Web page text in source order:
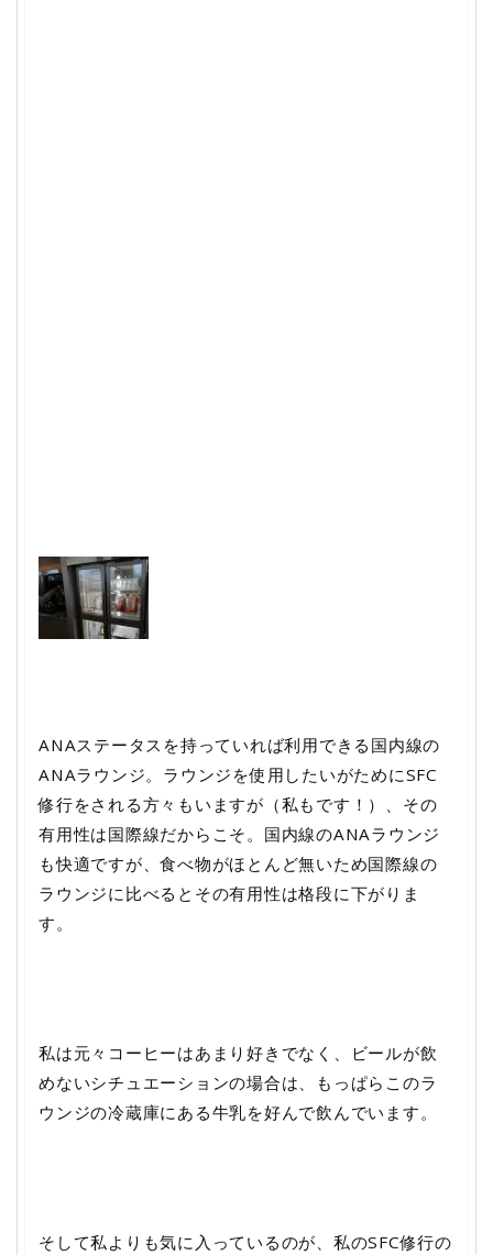
ANAステータスを持っていれば利用できる国内線の
ANAラウンジ。ラウンジを使用したいがためにSFC
修行をされる方々もいますが（私もです！）、その
有用性は国際線だからこそ。国内線のANAラウンジ
も快適ですが、食べ物がほとんど無いため国際線の
ラウンジに比べるとその有用性は格段に下がりま
す。
私は元々コーヒーはあまり好きでなく、ビールが飲
めないシチュエーションの場合は、もっぱらこのラ
ウンジの冷蔵庫にある牛乳を好んで飲んでいます。
そして私よりも気に入っているのが、私のSFC修行の